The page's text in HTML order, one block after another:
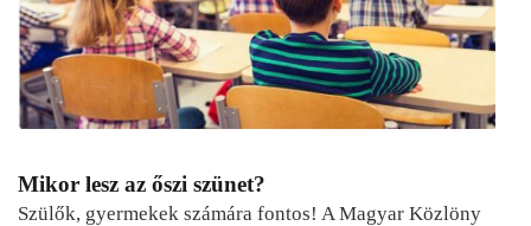
Mikor lesz az őszi szünet?
Szülők, gyermekek számára fontos! A Magyar Közlöny